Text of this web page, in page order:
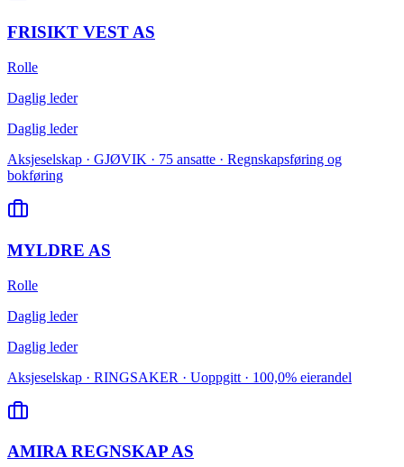
FRISIKT VEST AS
Rolle
Daglig leder
Daglig leder
Aksjeselskap · GJØVIK · 75 ansatte · Regnskapsføring og
bokføring
MYLDRE AS
Rolle
Daglig leder
Daglig leder
Aksjeselskap · RINGSAKER · Uoppgitt · 100,0% eierandel
AMIRA REGNSKAP AS